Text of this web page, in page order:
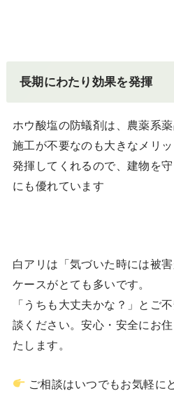
長期にわたり効果を発揮
ホウ酸塩の防蟻剤は、農薬系
施工が不要なのも大きなメリ
発揮してくれるので、建物を
にも優れています
白アリは「気づいた時には被
ケースがとても多いです。
「うちも大丈夫かな？」とご
談ください。安心・安全にお
たします。
ご相談はいつでもお気軽に